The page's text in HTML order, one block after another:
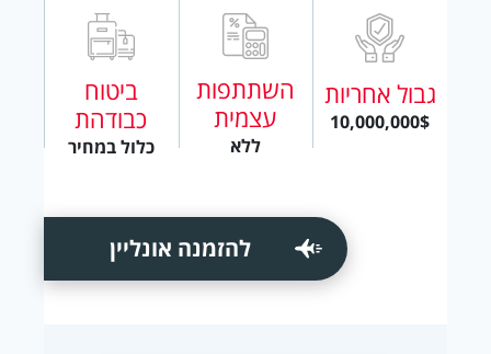
גבול אחריות
10,000,000$
השתתפות
עצמית
ללא
ביטוח
כבודהת
כלול במחיר
להזמנה אונליין